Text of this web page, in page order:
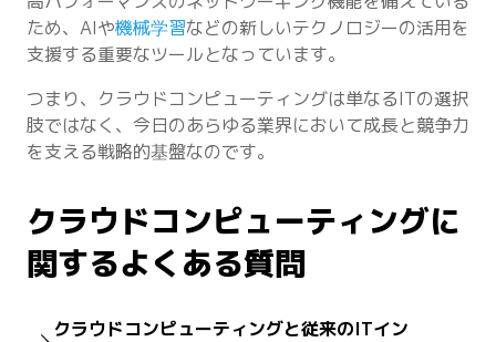
ため、AIや機械学習などの新しいテクノロジーの活用を
支援する重要なツールとなっています。
つまり、クラウドコンピューティングは単なるITの選択
肢ではなく、今日のあらゆる業界において成長と競争力
を支える戦略的基盤なのです。
クラウドコンピューティングに
関するよくある質問
クラウドコンピューティングと従来のITイン